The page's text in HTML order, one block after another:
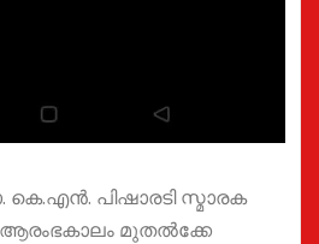
പിഷാരടി സ്മാരക
ആരംഭകാലം മുതൽക്കേ